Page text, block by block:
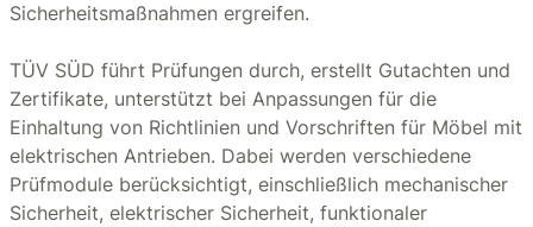
Sicherheitsmaßnahmen ergreifen.
TÜV SÜD führt Prüfungen durch, erstellt Gutachten und
Zertifikate, unterstützt bei Anpassungen für die
Einhaltung von Richtlinien und Vorschriften für Möbel mit
elektrischen Antrieben. Dabei werden verschiedene
Prüfmodule berücksichtigt, einschließlich mechanischer
Sicherheit, elektrischer Sicherheit, funktionaler